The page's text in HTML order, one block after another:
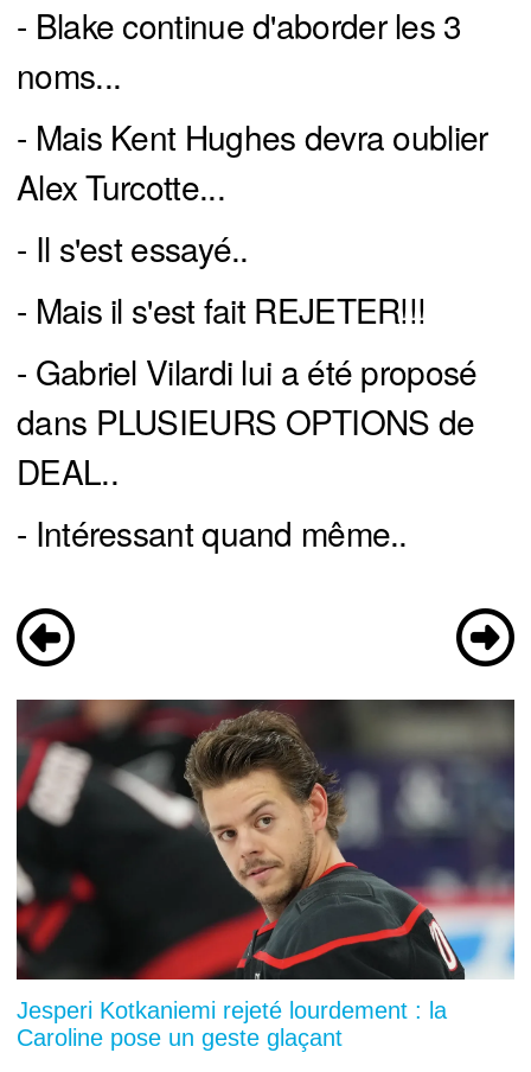
- Blake continue d'aborder les 3
noms...
- Mais Kent Hughes devra oublier
Alex Turcotte...
- Il s'est essayé..
- Mais il s'est fait REJETER!!!
- Gabriel Vilardi lui a été proposé
dans PLUSIEURS OPTIONS de
DEAL..
- Intéressant quand même..
Jesperi Kotkaniemi rejeté lourdement : la
Caroline pose un geste glaçant